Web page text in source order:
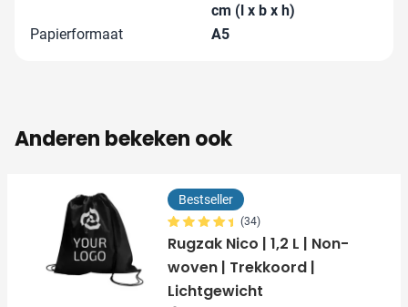
cm (l x b x h)
Papierformaat
A5
Anderen bekeken ook
Bestseller
(34)
Rugzak Nico | 1,2 L | Non-
woven | Trekkoord |
Lichtgewicht